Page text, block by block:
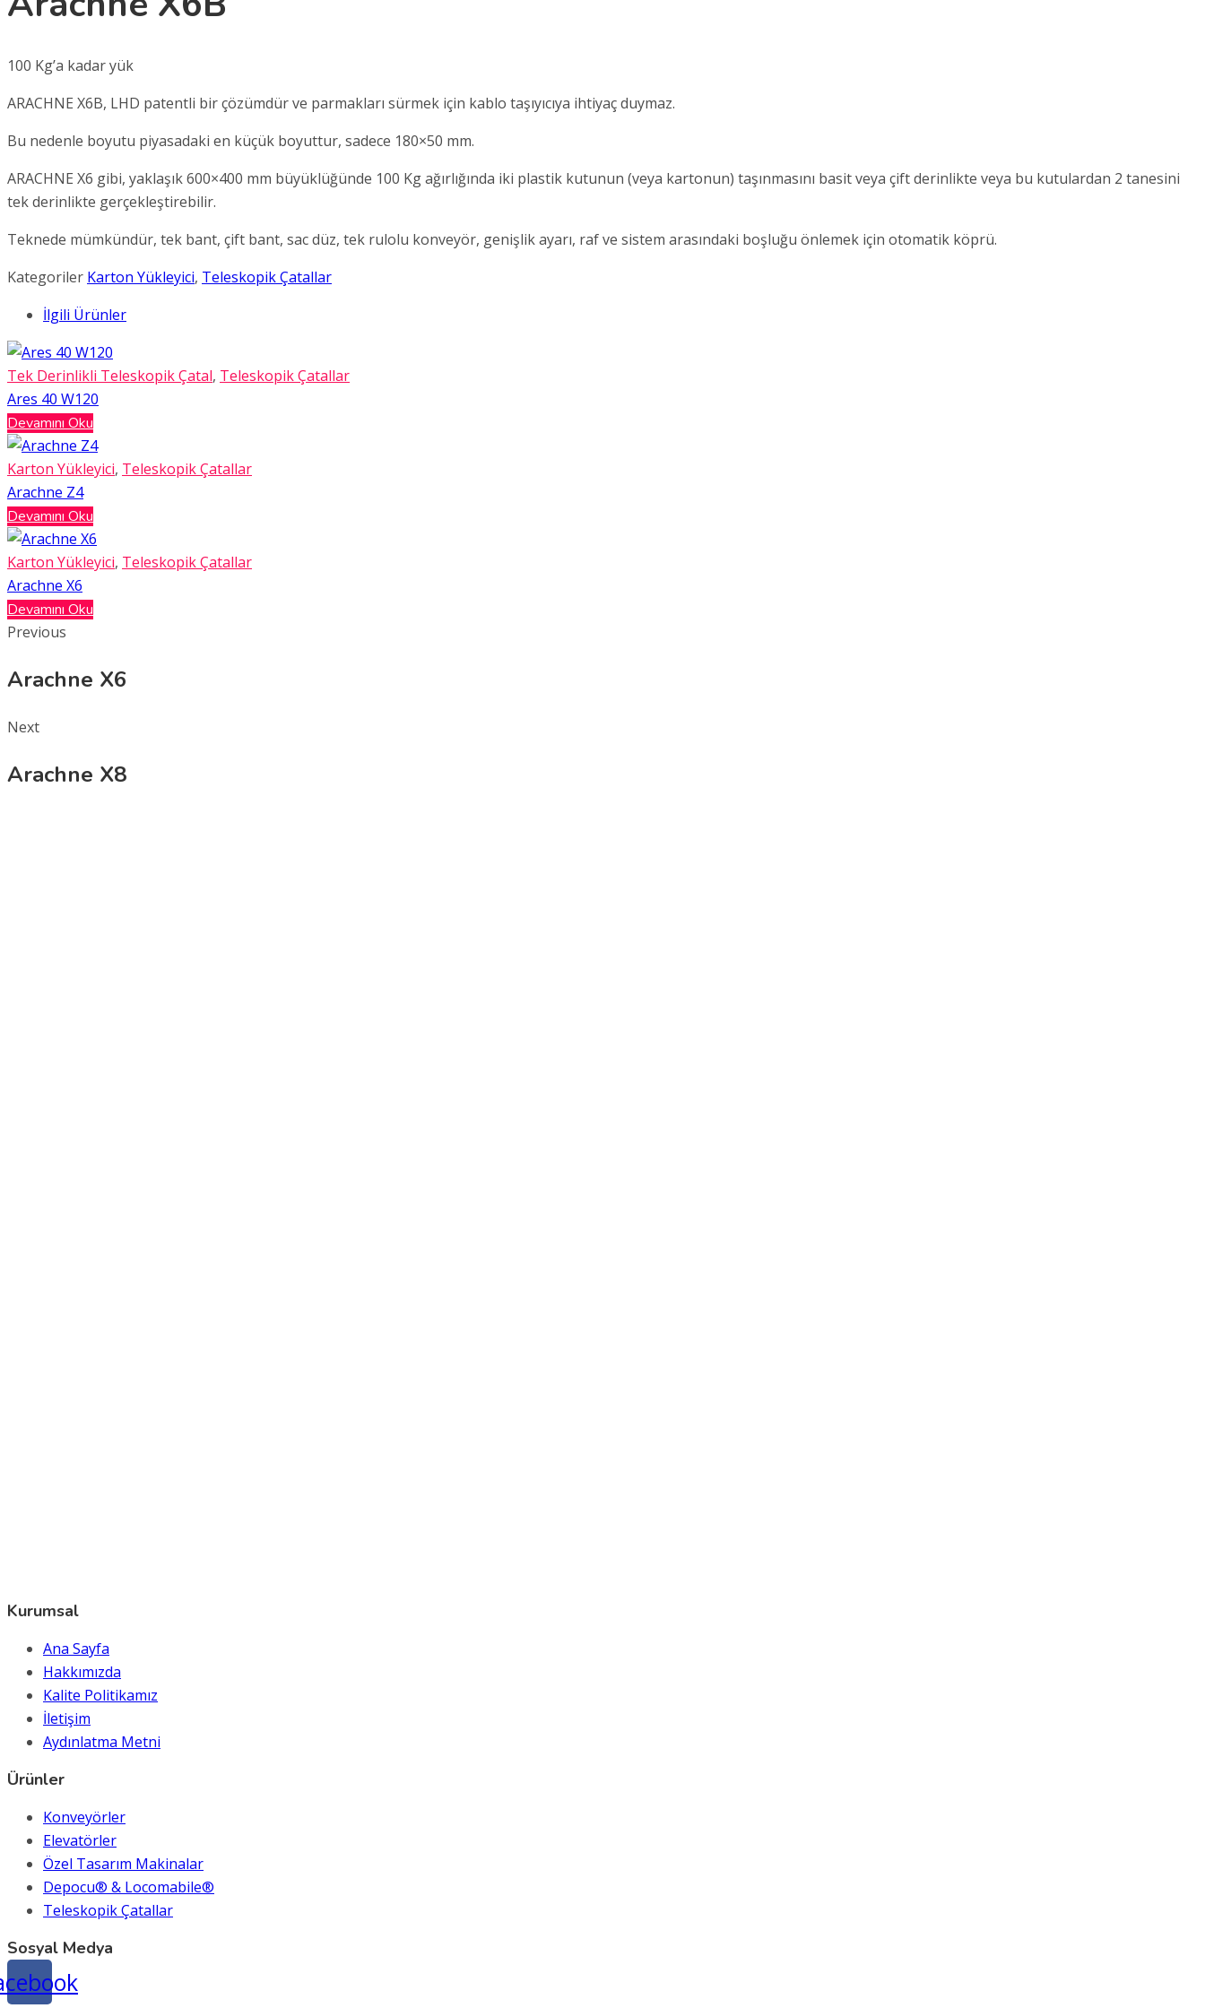
100 Kg’a kadar yük
ARACHNE X6B, LHD patentli bir çözümdür ve parmakları sürmek için kablo taşıyıcıya ihtiyaç duymaz.
Bu nedenle boyutu piyasadaki en küçük boyuttur, sadece 180×50 mm.
ARACHNE X6 gibi, yaklaşık 600×400 mm büyüklüğünde 100 Kg ağırlığında iki plastik kutunun (veya kartonun) taşınmasını basit veya çift derinlikte veya bu kutulardan 2 tanesini
tek derinlikte gerçekleştirebilir.
Teknede mümkündür, tek bant, çift bant, sac düz, tek rulolu konveyör, genişlik ayarı, raf ve sistem arasındaki boşluğu önlemek için otomatik köprü.
Kategoriler Karton Yükleyici, Teleskopik Çatallar
İlgili Ürünler
Tek Derinlikli Teleskopik Çatal, Teleskopik Çatallar
Ares 40 W120
Devamını Oku
Karton Yükleyici, Teleskopik Çatallar
Arachne Z4
Devamını Oku
Karton Yükleyici, Teleskopik Çatallar
Arachne X6
Devamını Oku
Previous
Arachne X6
Next
Arachne X8
Kurumsal
Ana Sayfa
Hakkımızda
Kalite Politikamız
İletişim
Aydınlatma Metni
Ürünler
Konveyörler
Elevatörler
Özel Tasarım Makinalar
Depocu® & Locomabile®
Teleskopik Çatallar
Sosyal Medya